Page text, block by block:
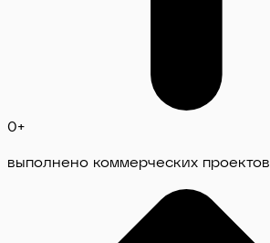
0+
выполнено коммерческих проектов